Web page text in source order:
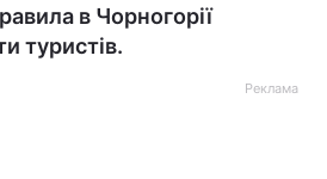
в Чорногорії
туристів.
Реклама